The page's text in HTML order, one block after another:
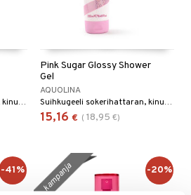
Body lotion sokerihattaran, kinuskin ja vaniljan tuoksulla
Pink Sugar Glossy Shower
Gel
AQUOLINA
Suihkugeeli sokerihattaran, kinuskin ja vaniljan tuoksulla
15,16 € ( 18,95 €)
-41% kampanja -20%